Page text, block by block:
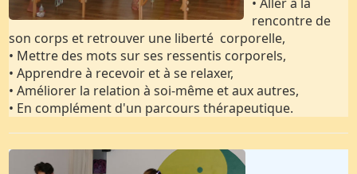
rencontre de
son corps et retrouver une liberté corporelle,
• Mettre des mots sur ses ressentis corporels,
• Apprendre à recevoir et à se relaxer,
• Améliorer la relation à soi-même et aux autres,
• En complément d'un parcours thérapeutique.